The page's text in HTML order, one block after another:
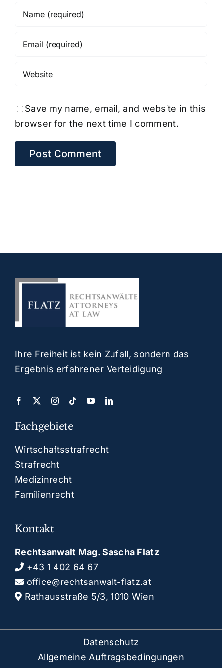
Save my name, email, and website in this
browser for the next time I comment.
Ihre Freiheit ist kein Zufall, sondern das
Ergebnis erfahrener Verteidigung
Fachgebiete
Wirtschaftsstrafrecht
Strafrecht
Medizinrecht
Familienrecht
Kontakt
Rechtsanwalt Mag. Sascha Flatz
+43 1 402 64 67
office@rechtsanwalt-flatz.at
Rathausstraße 5/3, 1010 Wien
Datenschutz
Allgemeine Auftragsbedingungen